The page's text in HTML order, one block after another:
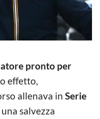
pronto per
effetto,
allenava in Serie
salvezza